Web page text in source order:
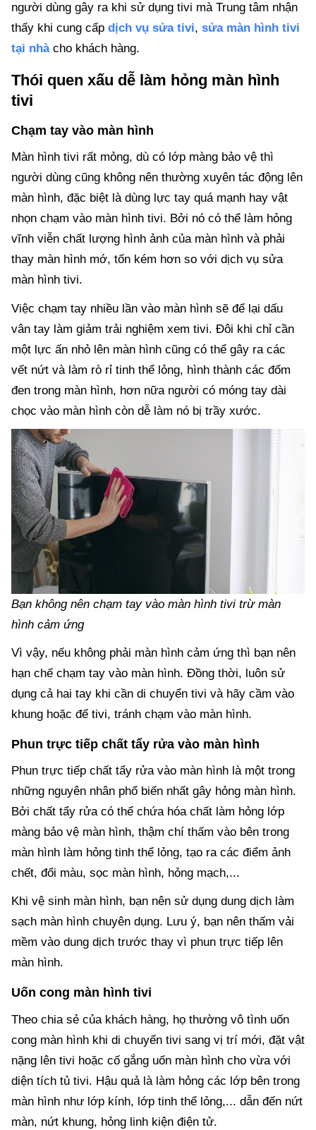
người dùng gây ra khi sử dụng tivi mà Trung tâm nhận
thấy khi cung cấp dịch vụ sửa tivi, sửa màn hình tivi
tại nhàcho khách hàng.
Thói quen xấu dễ làm hỏng màn hình
tivi
Chạm tay vào màn hình
Màn hình tivi rất mỏng, dù có lớp màng bảo vệ thì
người dùng cũng không nên thường xuyên tác động lên
màn hình, đặc biệt là dùng lực tay quá mạnh hay vật
nhọn chạm vào màn hình tivi. Bởi nó có thể làm hỏng
vĩnh viễn chất lượng hình ảnh của màn hình và phải
thay màn hình mớ, tốn kém hơn so với dịch vụ sửa
màn hình tivi.
Việc chạm tay nhiều lần vào màn hình sẽ để lại dấu
vân tay làm giảm trải nghiệm xem tivi. Đôi khi chỉ cần
một lực ấn nhỏ lên màn hình cũng có thể gây ra các
vết nứt và làm rò rỉ tinh thể lỏng, hình thành các đốm
đen trong màn hình, hơn nữa người có móng tay dài
chọc vào màn hình còn dễ làm nó bị trầy xước.
Bạn không nên chạm tay vào màn hình tivi trừ màn
hình cảm ứng
Vì vậy, nếu không phải màn hình cảm ứng thì bạn nên
hạn chế chạm tay vào màn hình. Đồng thời, luôn sử
dụng cả hai tay khi cần di chuyển tivi và hãy cầm vào
khung hoặc đế tivi, tránh chạm vào màn hình.
Phun trực tiếp chất tẩy rửa vào màn hình
Phun trực tiếp chất tẩy rửa vào màn hình là một trong
những nguyên nhân phổ biến nhất gây hỏng màn hình.
Bởi chất tẩy rửa có thể chứa hóa chất làm hỏng lớp
màng bảo vệ màn hình, thậm chí thấm vào bên trong
màn hình làm hỏng tinh thể lỏng, tạo ra các điểm ảnh
chết, đổi màu, sọc màn hình, hỏng mạch,...
Khi vệ sinh màn hình, bạn nên sử dụng dung dịch làm
sạch màn hình chuyên dụng. Lưu ý, bạn nên thấm vải
mềm vào dung dịch trước thay vì phun trực tiếp lên
màn hình.
Uốn cong màn hình tivi
Theo chia sẻ của khách hàng, họ thường vô tình uốn
cong màn hình khi di chuyển tivi sang vị trí mới, đặt vật
nặng lên tivi hoặc cố gắng uốn màn hình cho vừa với
diện tích tủ tivi. Hậu quả là làm hỏng các lớp bên trong
màn hình như lớp kính, lớp tinh thể lỏng,... dẫn đến nứt
màn, nứt khung, hỏng linh kiện điện tử.